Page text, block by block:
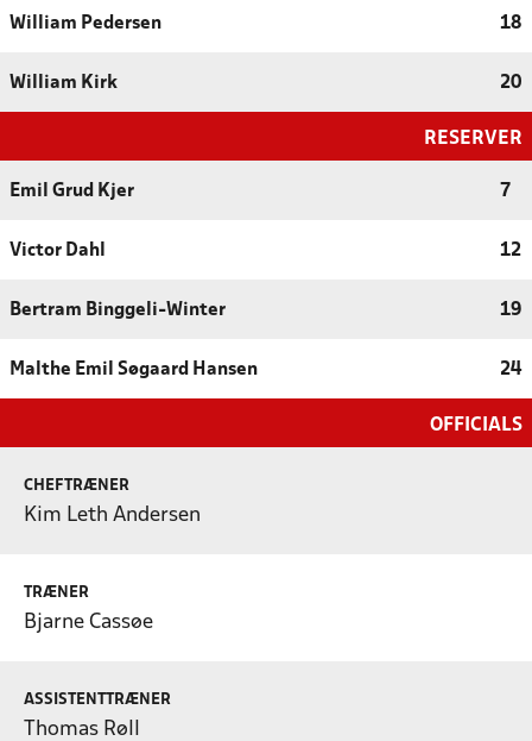
William Pedersen 18
William Kirk 20
RESERVER
Emil Grud Kjer 7
Victor Dahl 12
Bertram Binggeli-Winter 19
Malthe Emil Søgaard Hansen 24
OFFICIALS
CHEFTRÆNER
Kim Leth Andersen
TRÆNER
Bjarne Cassøe
ASSISTENTTRÆNER
Thomas Røll